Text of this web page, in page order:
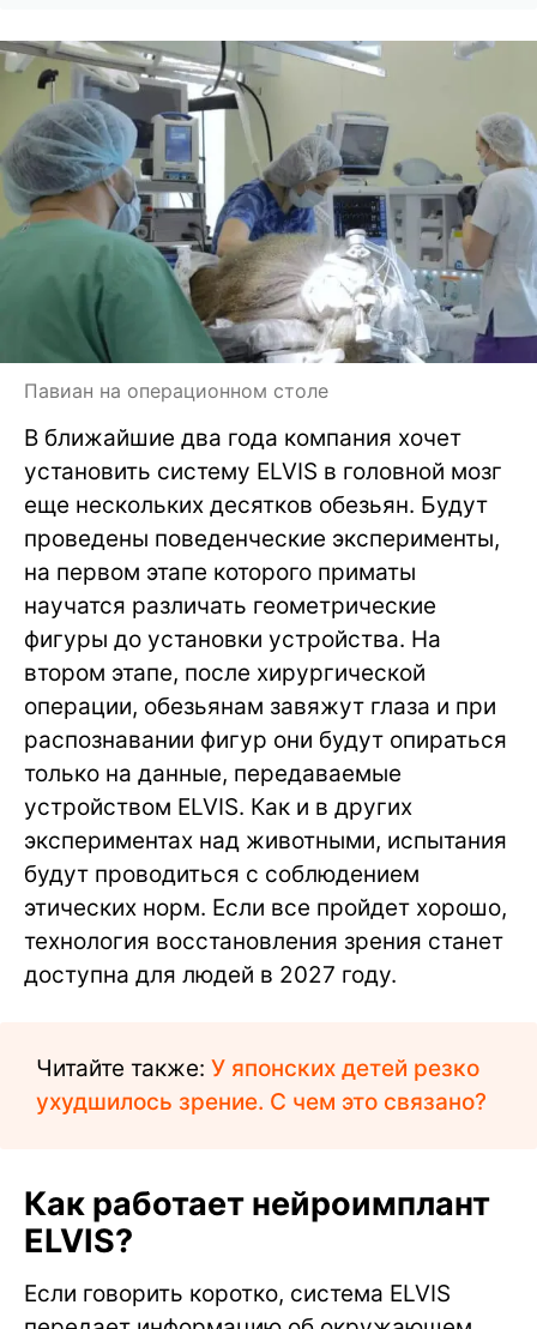
Павиан на операционном столе
В ближайшие два года компания хочет
установить систему ELVIS в головной мозг
еще нескольких десятков обезьян. Будут
проведены поведенческие эксперименты,
на первом этапе которого приматы
научатся различать геометрические
фигуры до установки устройства. На
втором этапе, после хирургической
операции, обезьянам завяжут глаза и при
распознавании фигур они будут опираться
только на данные, передаваемые
устройством ELVIS. Как и в других
экспериментах над животными, испытания
будут проводиться с соблюдением
этических норм. Если все пройдет хорошо,
технология восстановления зрения станет
доступна для людей в 2027 году.
Читайте также: У японских детей резко
ухудшилось зрение. С чем это связано?
Как работает нейроимплант
ELVIS?
Если говорить коротко, система ELVIS